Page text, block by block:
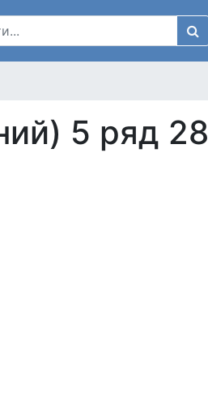
5 ряд 28